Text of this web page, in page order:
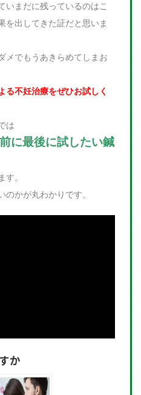
いまだに残っているのはこ
を出してきた証だと思いま
メでもうあきらめてしまお
る不妊治療をぜひお試しく
は
に最後に試したい鍼
す。
のかが丸わかりです。
か